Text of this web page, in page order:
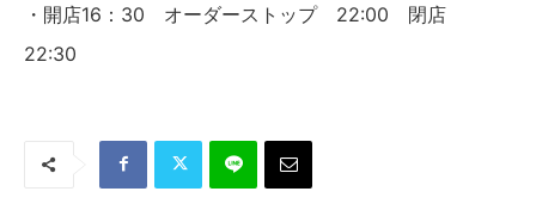
・開店16：30 オーダーストップ 22:00 閉店
22:30